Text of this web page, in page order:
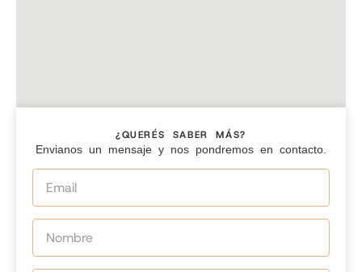
¿QUERÉS SABER MÁS?
Envianos un mensaje y nos pondremos en contacto.